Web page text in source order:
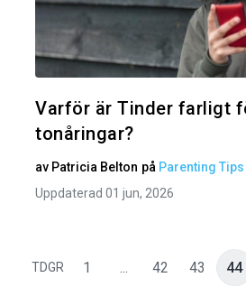
Varför är Tinder farligt
tonåringar?
av Patricia Belton på Parenting Tips
Uppdaterad 01 jun, 2026
TDGR 1 ... 42 43 44